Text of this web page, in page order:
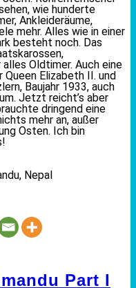
wie hunderte
Ankleideräume,
mehr. Alles wie in einer
besteht noch. Das
Oldtimer. Auch eine
Elizabeth II. und
Baujahr 1933, auch
Jetzt reicht’s aber
dringend eine
mehr an, außer
Osten. Ich bin
Nepal
Part I